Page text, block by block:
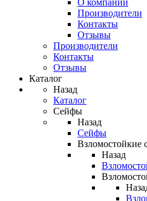
О компании
Производители
Контакты
Отзывы
Производители
Контакты
Отзывы
Каталог
Назад
Каталог
Сейфы
Назад
Сейфы
Взломостойкие
Назад